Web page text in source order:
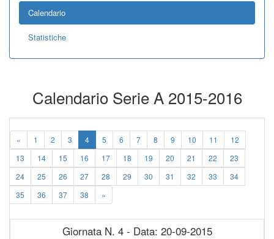
Calendario
Statistiche
Calendario Serie A 2015-2016
« 1 2 3 4 5 6 7 8 9 10 11
12
13
14 15 16 17 18 19 20 21 22
23
24
25 26 27 28 29 30 31 32 33
34
35
36 37 38 »
Giornata N. 4 - Data: 20-09-2015